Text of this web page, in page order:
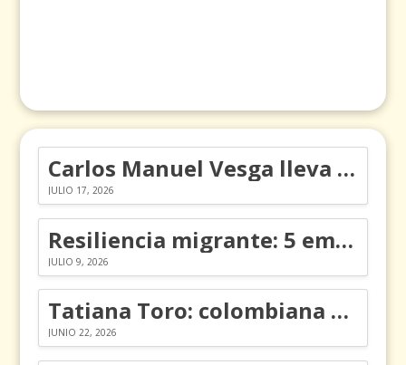
Carlos Manuel Vesga lleva el nombre de Colombia a los Emmy
JULIO 17, 2026
Resiliencia migrante: 5 emociones y cómo gestionarlas
JULIO 9, 2026
Tatiana Toro: colombiana que cambió la historia de las matemáticas
JUNIO 22, 2026